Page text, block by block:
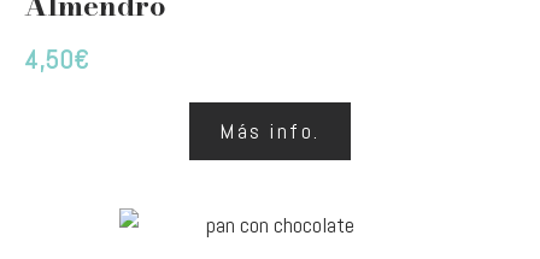
4,50€
Más info.